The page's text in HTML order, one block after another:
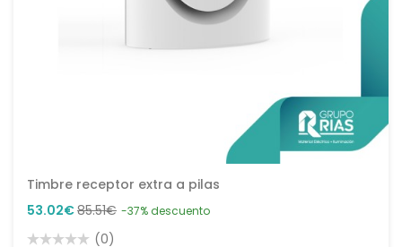
Timbre receptor extra a pilas
53.02€85.51€ -37% descuento
(0)